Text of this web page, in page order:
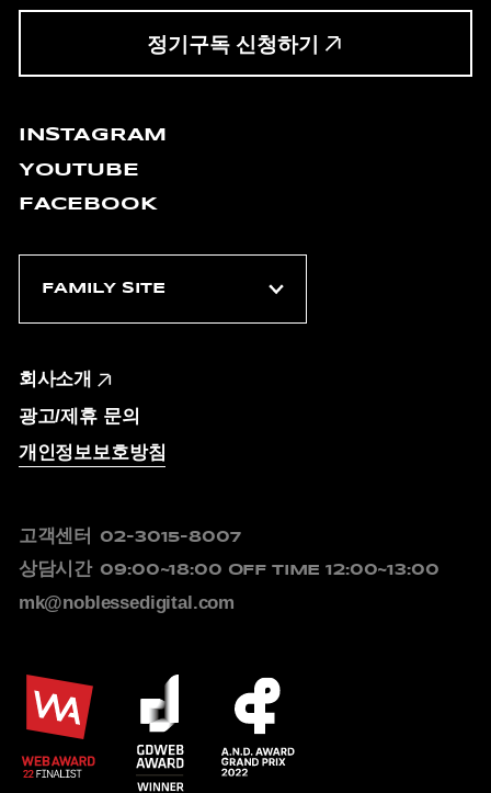
정기구독 신청하기
INSTAGRAM
YOUTUBE
FACEBOOK
회사소개
광고/제휴 문의
개인정보보호방침
고객센터 02-3015-8007
상담시간 09:00~18:00 OFF TIME 12:00~13:00
mk@noblessedigital.com